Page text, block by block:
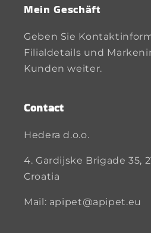
Mein Geschäft
Geben Sie
Filialdetails und
Kunden weiter.
Contact
Hedera d.o.o.
4. Gardijske Brigade 35,
Croatia
Mail: apipet@apipet.eu